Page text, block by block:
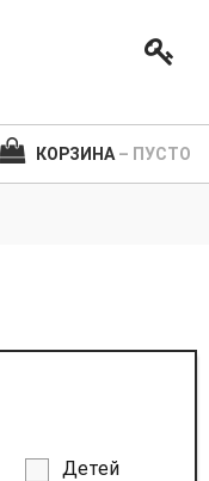
КОРЗИНА – ПУСТО
Детей